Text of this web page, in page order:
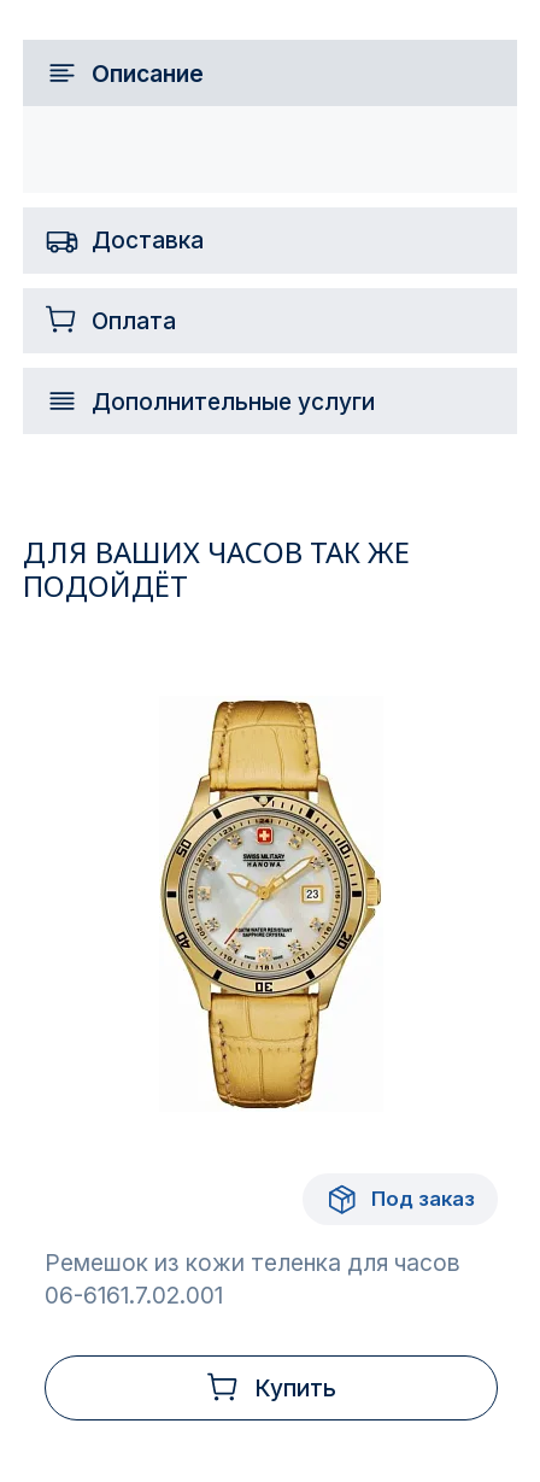
Описание
Доставка
Оплата
Дополнительные услуги
ДЛЯ ВАШИХ ЧАСОВ ТАК ЖЕ
ПОДОЙДЁТ
Под заказ
Ремешок из кожи теленка для часов
06-6161.7.02.001
Купить